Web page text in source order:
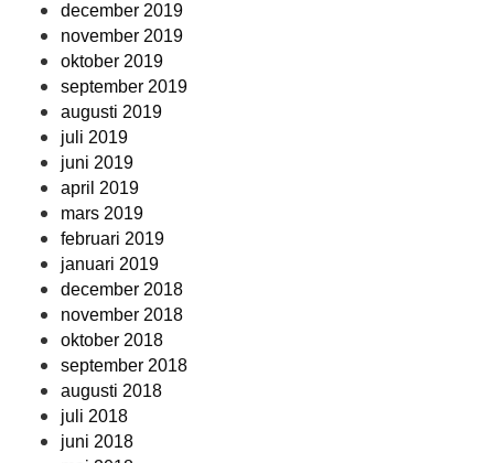
december 2019
november 2019
oktober 2019
september 2019
augusti 2019
juli 2019
juni 2019
april 2019
mars 2019
februari 2019
januari 2019
december 2018
november 2018
oktober 2018
september 2018
augusti 2018
juli 2018
juni 2018